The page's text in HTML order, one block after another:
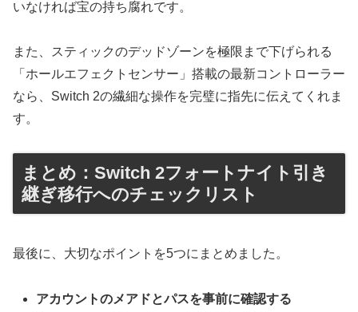
いなければ宝の持ち腐れです。
また、スティックのデッドゾーンを極限まで下げられる
「ホールエフェクトセンサー」搭載の最新コントローラー
なら、Switch 2の繊細な操作を完璧に指先に伝えてくれま
す。
まとめ：Switch 2フォートナイト引き
継ぎ移行へのチェックリスト
​最後に、大切なポイントを5つにまとめました。
アカウントのメアドとパスを事前に確認する